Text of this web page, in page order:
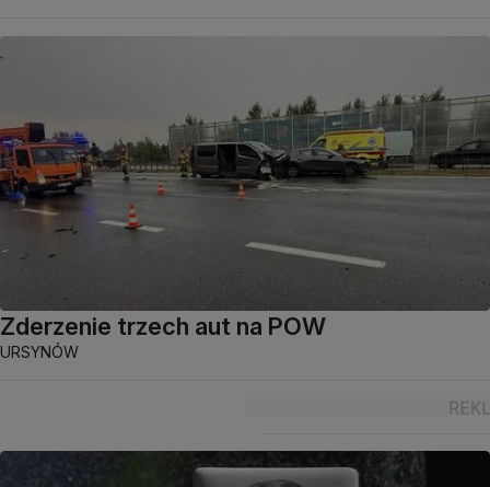
Zderzenie trzech aut na POW
URSYNÓW